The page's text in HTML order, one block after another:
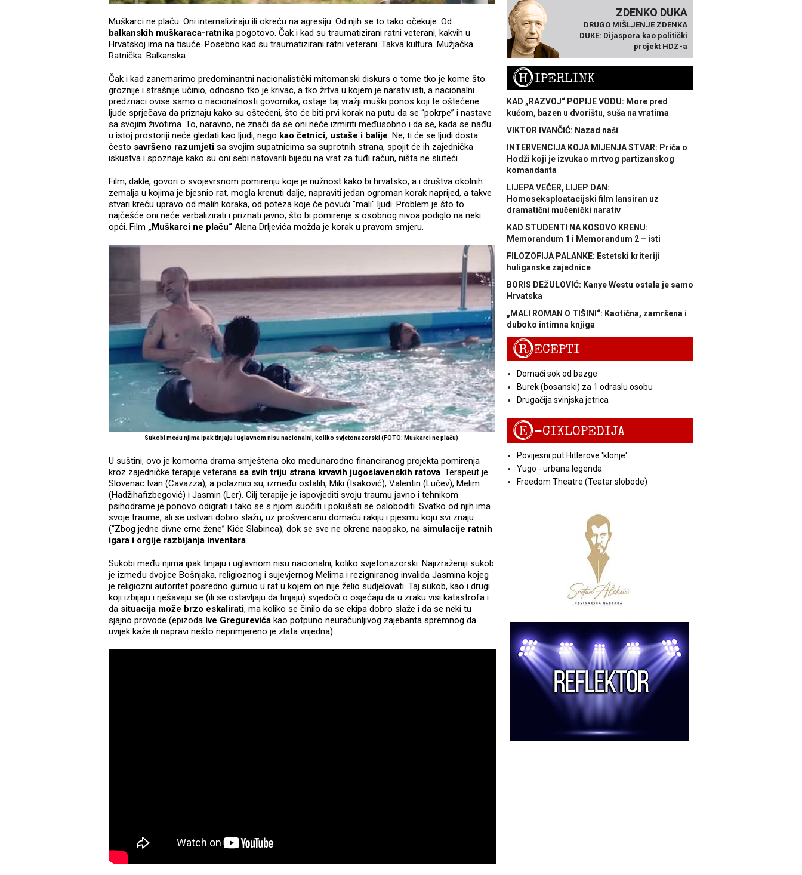
Muškarci ne plaču. Oni internaliziraju ili okreću na agresiju. Od njih se to tako očekuje. Od
balkanskih muškaraca-ratnika pogotovo. Čak i kad su traumatizirani ratni veterani, kakvih u
Hrvatskoj ima na tisuće. Posebno kad su traumatizirani ratni veterani. Takva kultura. Mužjačka.
Ratnička. Balkanska.
Čak i kad zanemarimo predominantni nacionalistički mitomanski diskurs o tome tko je kome što
groznije i strašnije učinio, odnosno tko je krivac, a tko žrtva u kojem je narativ isti, a nacionalni
predznaci ovise samo o nacionalnosti govornika, ostaje taj vražji muški ponos koji te oštećene
ljude sprječava da priznaju kako su oštećeni, što će biti prvi korak na putu da se “pokrpe” i nastave
sa svojim životima. To, naravno, ne znači da se oni neće izmiriti međusobno i da se, kada se nađu
u istoj prostoriji neće gledati kao ljudi, nego kao četnici, ustaše i balije. Ne, ti će se ljudi dosta
često savršeno razumjeti sa svojim supatnicima sa suprotnih strana, spojit će ih zajednička
iskustva i spoznaje kako su oni sebi natovarili bijedu na vrat za tuđi račun, ništa ne sluteći.
Film, dakle, govori o svojevrsnom pomirenju koje je nužnost kako bi hrvatsko, a i društva okolnih
zemalja u kojima je bjesnio rat, mogla krenuti dalje, napraviti jedan ogroman korak naprijed, a takve
stvari kreću upravo od malih koraka, od poteza koje će povući "mali" ljudi. Problem je što to
najčešće oni neće verbalizirati i priznati javno, što bi pomirenje s osobnog nivoa podiglo na neki
opći. Film „Muškarci ne plaču“ Alena Drljevića možda je korak u pravom smjeru.
Sukobi među njima ipak tinjaju i uglavnom nisu nacionalni, koliko svjetonazorski (FOTO: Muškarci ne plaču)
U suštini, ovo je komorna drama smještena oko međunarodno financiranog projekta pomirenja
kroz zajedničke terapije veterana sa svih triju strana krvavih jugoslavenskih ratova. Terapeut je
Slovenac Ivan (Cavazza), a polaznici su, između ostalih, Miki (Isaković), Valentin (Lučev), Melim
(Hadžihafizbegović) i Jasmin (Ler). Cilj terapije je ispovjediti svoju traumu javno i tehnikom
psihodrame je ponovo odigrati i tako se s njom suočiti i pokušati se osloboditi. Svatko od njih ima
svoje traume, ali se ustvari dobro slažu, uz prošvercanu domaću rakiju i pjesmu koju svi znaju
(“Zbog jedne divne crne žene” Kiće Slabinca), dok se sve ne okrene naopako, na simulacije ratnih
igara i orgije razbijanja inventara.
Sukobi među njima ipak tinjaju i uglavnom nisu nacionalni, koliko svjetonazorski. Najizraženiji sukob
je između dvojice Bošnjaka, religioznog i sujevjernog Melima i rezigniranog invalida Jasmina kojeg
je religiozni autoritet posredno gurnuo u rat u kojem on nije želio sudjelovati. Taj sukob, kao i drugi
koji izbijaju i rješavaju se (ili se ostavljaju da tinjaju) svjedoči o osjećaju da u zraku visi katastrofa i
da situacija može brzo eskalirati, ma koliko se činilo da se ekipa dobro slaže i da se neki tu
sjajno provode (epizoda Ive Gregurevića kao potpuno neuračunljivog zajebanta spremnog da
uvijek kaže ili napravi nešto neprimjereno je zlata vrijedna).
ZDENKO DUKA
DRUGO MIŠLJENJE ZDENKA
DUKE: Dijaspora kao politički
projekt HDZ-a
HIPERLINK
KAD „RAZVOJ“ POPIJE VODU: More pred
kućom, bazen u dvorištu, suša na vratima
VIKTOR IVANČIĆ: Nazad naši
INTERVENCIJA KOJA MIJENJA STVAR: Priča o
Hodži koji je izvukao mrtvog partizanskog
komandanta
LIJEPA VEČER, LIJEP DAN:
Homoseksploatacijski film lansiran uz
dramatični mučenički narativ
KAD STUDENTI NA KOSOVO KRENU:
Memorandum 1 i Memorandum 2 – isti
FILOZOFIJA PALANKE: Estetski kriteriji
huliganske zajednice
BORIS DEŽULOVIĆ: Kanye Westu ostala je samo
Hrvatska
„MALI ROMAN O TIŠINI“: Kaotična, zamršena i
duboko intimna knjiga
RECEPTI
Domaći sok od bazge
Burek (bosanski) za 1 odraslu osobu
Drugačija svinjska jetrica
E-CIKLOPEDIJA
Povijesni put Hitlerove 'klonje'
Yugo - urbana legenda
Freedom Theatre (Teatar slobode)